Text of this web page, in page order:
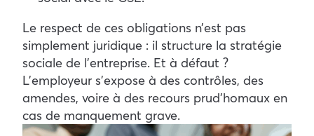
Le respect de ces obligations n’est pas
simplement juridique : il structure la stratégie
sociale de l’entreprise. Et à défaut ?
L’employeur s’expose à des contrôles, des
amendes, voire à des recours prud’homaux en
cas de manquement grave.